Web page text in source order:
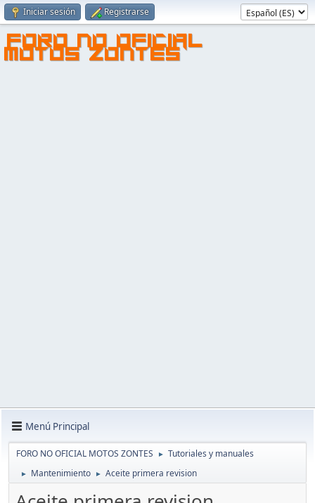
Iniciar sesión Registrarse
FORO NO OFICIAL
MOTOS ZONTES
Menú Principal
FORO NO OFICIAL MOTOS ZONTES ► Tutoriales y manuales
► Mantenimiento ► Aceite primera revision